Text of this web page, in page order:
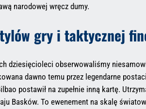
narodowej wręcz dumy.
gry i taktycznej
dziesięcioleci obserwowaliśmy
dawno temu przez legendarne
postawił na zupełnie inną kartę.
Basków. To ewenement na skalę